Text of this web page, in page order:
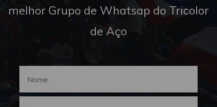
melhor Grupo de Whatsap do Tricolor
de Aço